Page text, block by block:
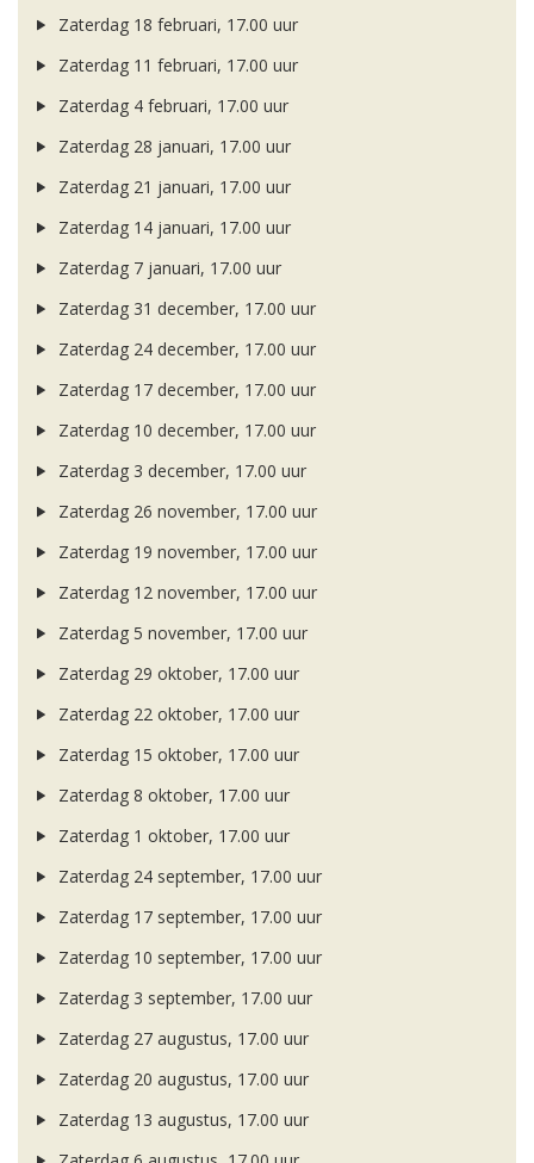
Zaterdag 18 februari, 17.00 uur
Zaterdag 11 februari, 17.00 uur
Zaterdag 4 februari, 17.00 uur
Zaterdag 28 januari, 17.00 uur
Zaterdag 21 januari, 17.00 uur
Zaterdag 14 januari, 17.00 uur
Zaterdag 7 januari, 17.00 uur
Zaterdag 31 december, 17.00 uur
Zaterdag 24 december, 17.00 uur
Zaterdag 17 december, 17.00 uur
Zaterdag 10 december, 17.00 uur
Zaterdag 3 december, 17.00 uur
Zaterdag 26 november, 17.00 uur
Zaterdag 19 november, 17.00 uur
Zaterdag 12 november, 17.00 uur
Zaterdag 5 november, 17.00 uur
Zaterdag 29 oktober, 17.00 uur
Zaterdag 22 oktober, 17.00 uur
Zaterdag 15 oktober, 17.00 uur
Zaterdag 8 oktober, 17.00 uur
Zaterdag 1 oktober, 17.00 uur
Zaterdag 24 september, 17.00 uur
Zaterdag 17 september, 17.00 uur
Zaterdag 10 september, 17.00 uur
Zaterdag 3 september, 17.00 uur
Zaterdag 27 augustus, 17.00 uur
Zaterdag 20 augustus, 17.00 uur
Zaterdag 13 augustus, 17.00 uur